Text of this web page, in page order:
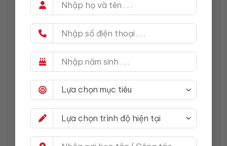
từ mới với ý nghĩa khác. Chính vì vậy, khi không
nhận ra linking, bạn sẽ bị bối rối và nghĩ rằng
mình nghe phải một từ hoàn toàn khác.
Không Nhận Ra Sự Thay Đổi Âm
Một lỗi khác mà người học thường gặp là không
nhận ra sự thay đổi trong âm thanh khi linking
xảy ra. Trong tiếng Anh, một số âm không được
phát âm rõ ràng khi đứng riêng lẻ, nhưng khi
chúng nối với âm của từ sau, âm đó sẽ được
phát âm rõ hơn, tạo ra một âm thanh liên tục.